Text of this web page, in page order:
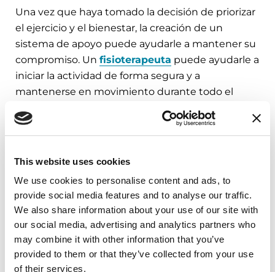
This website uses cookies
We use cookies to personalise content and ads, to
provide social media features and to analyse our traffic.
We also share information about your use of our site with
our social media, advertising and analytics partners who
may combine it with other information that you’ve
provided to them or that they’ve collected from your use
of their services.
Una vez que haya tomado la decisión de priorizar
el ejercicio y el bienestar, la creación de un
sistema de apoyo puede ayudarle a mantener su
compromiso. Un fisioterapeuta puede ayudarle a
iniciar la actividad de forma segura y a
mantenerse en movimiento durante todo el
transcurso de la enfermedad de Parkinson,
creando una línea de base de movimiento,
diseñando un programa de ejercicios adaptado a
sus necesidades y abordando los desafíos de
Apóyese en sus amigos, familiares, sured de
apoyo social o su cuidador para obtener
motivación y colaboración. Un compañero de
entrenamiento puede mantenerle
comprometido, responsable y seguro. Una